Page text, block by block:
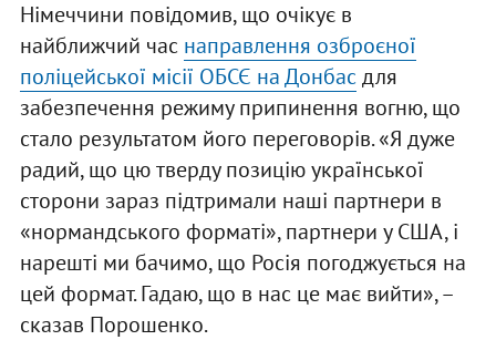
Німеччини повідомив, що очікує в
найближчий час направлення озброєної
поліцейської місії ОБСЄ на Донбасдля
забезпечення режиму припинення вогню, що
стало результатом його переговорів. «Я дуже
радий, що цю тверду позицію української
сторони зараз підтримали наші партнери в
«нормандського форматі», партнери у США, і
нарешті ми бачимо, що Росія погоджується на
цей формат. Гадаю, що в нас це має вийти», –
сказав Порошенко.